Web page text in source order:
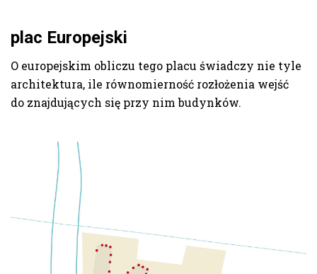
plac Europejski
O europejskim obliczu tego placu świadczy nie tyle
architektura, ile równomierność rozłożenia wejść
do znajdujących się przy nim budynków.